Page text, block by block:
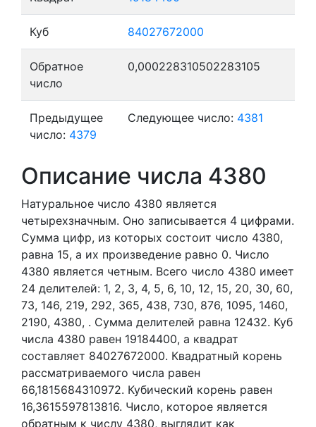
Куб 84027672000
Обратное
число
0,000228310502283105
Предыдущее
число: 4379
Следующее число: 4381
Описание числа 4380
Натуральное число 4380 является
четырехзначным. Оно записывается 4 цифрами.
Сумма цифр, из которых состоит число 4380,
равна 15, а их произведение равно 0. Число
4380 является четным. Всего число 4380 имеет
24 делителей: 1, 2, 3, 4, 5, 6, 10, 12, 15, 20, 30, 60,
73, 146, 219, 292, 365, 438, 730, 876, 1095, 1460,
2190, 4380, . Сумма делителей равна 12432. Куб
числа 4380 равен 19184400, а квадрат
составляет 84027672000. Квадратный корень
рассматриваемого числа равен
66,1815684310972. Кубический корень равен
16,3615597813816. Число, которое является
обратным к числу 4380, выглядит как